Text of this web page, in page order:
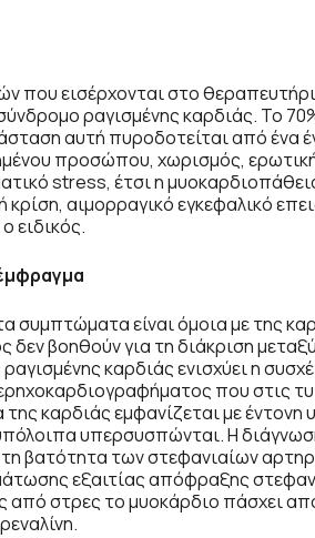
που εισέρχονται στο
ραγισμένης καρδιάς. Το
αυτή πυροδοτείται από
προσώπου, χωρισμός,
stress, έτσι η
κρίση, αιμορραγικό εγκεφαλικό
ειδικός.
είναι όμοια με της
δεν βοηθούν για τη διάκριση
καρδιάς ενισχύει η
που στις
καρδιάς εμφανίζεται με
υπερσυσπώνται. Η
βατότητα των στεφανιαίων
εξαιτίας απόφραξης
στρες το μυοκάρδιο πάσχει